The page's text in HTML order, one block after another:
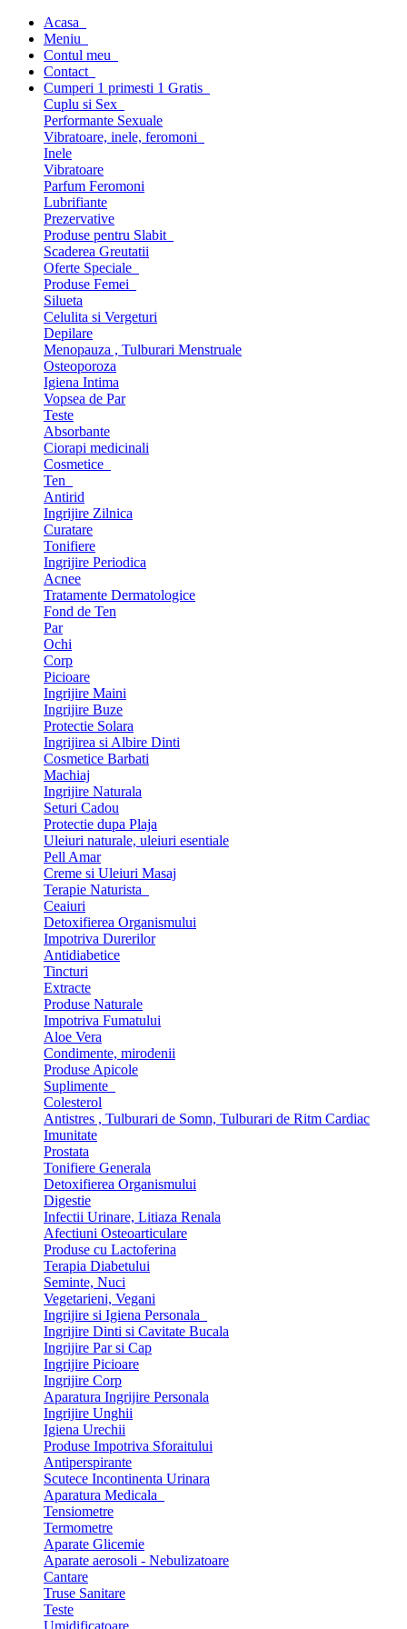
Acasa
Meniu
Contul meu
Contact
Cumperi 1 primesti 1 Gratis
Cuplu si Sex
Performante Sexuale
Vibratoare, inele, feromoni
Inele
Vibratoare
Parfum Feromoni
Lubrifiante
Prezervative
Produse pentru Slabit
Scaderea Greutatii
Oferte Speciale
Produse Femei
Silueta
Celulita si Vergeturi
Depilare
Menopauza , Tulburari Menstruale
Osteoporoza
Igiena Intima
Vopsea de Par
Teste
Absorbante
Ciorapi medicinali
Cosmetice
Ten
Antirid
Ingrijire Zilnica
Curatare
Tonifiere
Ingrijire Periodica
Acnee
Tratamente Dermatologice
Fond de Ten
Par
Ochi
Corp
Picioare
Ingrijire Maini
Ingrijire Buze
Protectie Solara
Ingrijirea si Albire Dinti
Cosmetice Barbati
Machiaj
Ingrijire Naturala
Seturi Cadou
Protectie dupa Plaja
Uleiuri naturale, uleiuri esentiale
Pell Amar
Creme si Uleiuri Masaj
Terapie Naturista
Ceaiuri
Detoxifierea Organismului
Impotriva Durerilor
Antidiabetice
Tincturi
Extracte
Produse Naturale
Impotriva Fumatului
Aloe Vera
Condimente, mirodenii
Produse Apicole
Suplimente
Colesterol
Antistres , Tulburari de Somn, Tulburari de Ritm Cardiac
Imunitate
Prostata
Tonifiere Generala
Detoxifierea Organismului
Digestie
Infectii Urinare, Litiaza Renala
Afectiuni Osteoarticulare
Produse cu Lactoferina
Terapia Diabetului
Seminte, Nuci
Vegetarieni, Vegani
Ingrijire si Igiena Personala
Ingrijire Dinti si Cavitate Bucala
Ingrijire Par si Cap
Ingrijire Picioare
Ingrijire Corp
Aparatura Ingrijire Personala
Ingrijire Unghii
Igiena Urechii
Produse Impotriva Sforaitului
Antiperspirante
Scutece Incontinenta Urinara
Aparatura Medicala
Tensiometre
Termometre
Aparate Glicemie
Aparate aerosoli - Nebulizatoare
Cantare
Truse Sanitare
Teste
Umidificatoare